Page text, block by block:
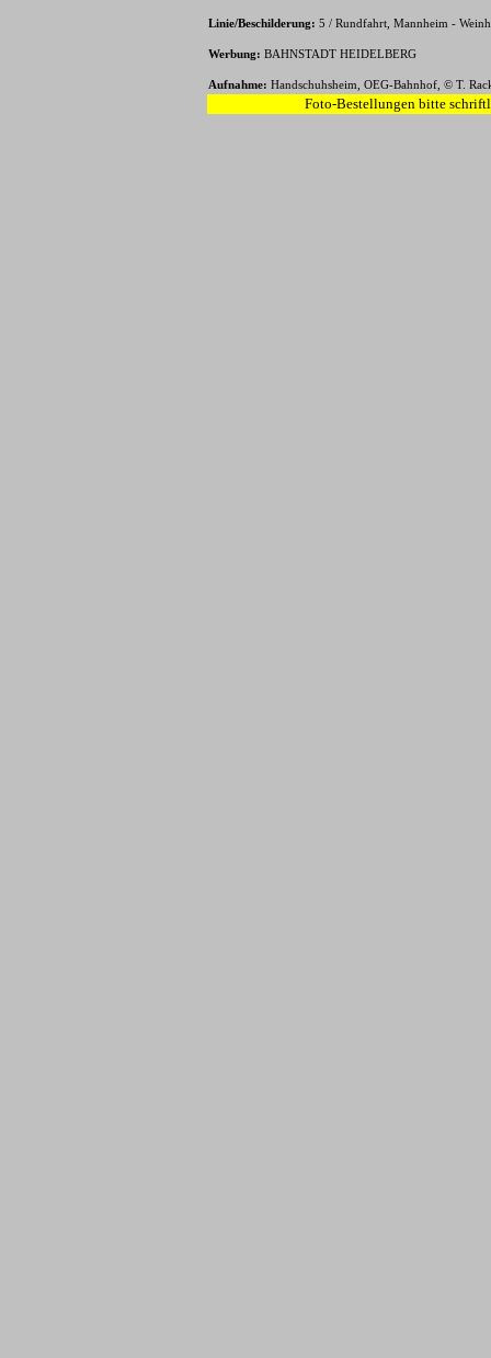
Linie/Beschilderung: 5 / Rundfahrt, Mannheim -
Werbung: BAHNSTADT HEIDELBERG
Aufnahme: Handschuhsheim, OEG-Bahnhof, © T.
Foto-Bestellungen bitte